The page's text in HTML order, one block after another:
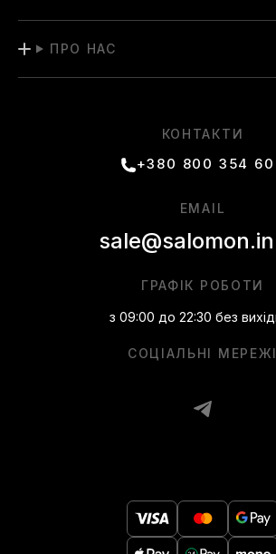
ПРО НАС
КОНТАКТИ
+380 800 354
СОЦІАЛЬНІ МЕРЕЖІ
ГРАФІК РОБОТИ
з 09:00 до 22:30 без
EMAIL